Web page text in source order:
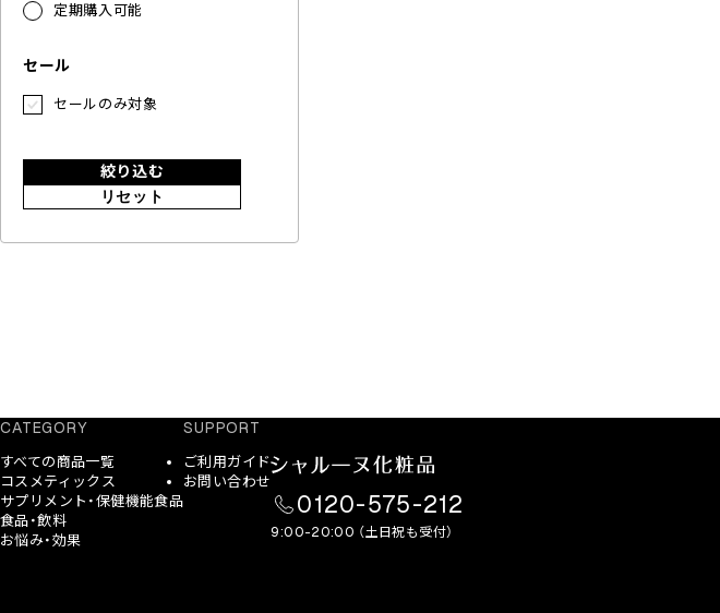
定期購入可能
セール
セールのみ対象
絞り込む
リセット
CATEGORY
すべての商品一覧
コスメティックス
サプリメント・保健機能食品
食品・飲料
お悩み・効果
SUPPORT
ご利用ガイド
お問い合わせ
0120-575-212
9:00-20:00 （土日祝も受付）